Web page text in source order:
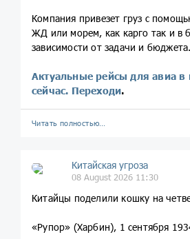
Компания привезет груз с
ЖД или морем, как карго так и в
зависимости от задачи и бюджета.
Актуальные рейсы для авиа в
сейчас. Переходи.
Читать полностью…
Китайская угроза
08 August 2026 11:30
Китайцы поделили кошку на
«Рупор» (Харбин), 1 сентября